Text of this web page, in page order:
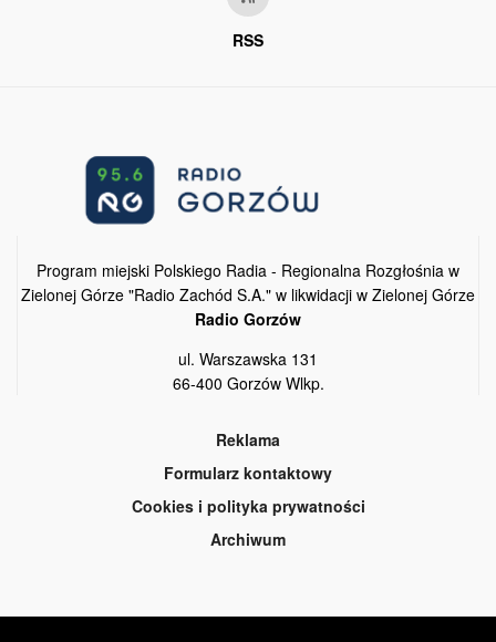
RSS
Program miejski Polskiego Radia - Regionalna Rozgłośnia w
Zielonej Górze "Radio Zachód S.A." w likwidacji w Zielonej Górze
Radio Gorzów
ul. Warszawska 131
66-400 Gorzów Wlkp.
Reklama
Formularz kontaktowy
Cookies i polityka prywatności
Archiwum